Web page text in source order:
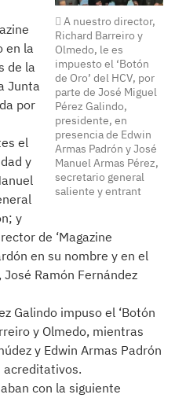
A nuestro director,
Richard Barreiro y
Olmedo, le es
impuesto el ‘Botón
de Oro’ del HCV, por
parte de José Miguel
Pérez Galindo,
presidente, en
presencia de Edwin
Armas Padrón y José
Manuel Armas Pérez,
secretario general
saliente y entrant
en la
de la
Junta
por
el
y
y
de ‘Magazine
en su nombre y en el
Ramón Fernández
Galindo impuso el ‘Botón
y Olmedo, mientras
y Edwin Armas Padrón
acreditativos.
con la siguiente